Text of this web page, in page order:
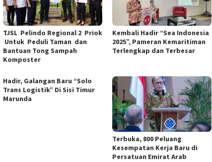
TJSL Pelindo Regional 2 Priok
Untuk Peduli Taman dan
Bantuan Tong Sampah
Komposter
Kembali Hadir “Sea Indonesia
2025”, Pameran Kemaritiman
Terlengkap dan Terbesar
Hadir, Galangan Baru “Solo
Trans Logistik” Di Sisi Timur
Marunda
Terbuka, 800 Peluang
Kesempatan Kerja Baru di
Persatuan Emirat Arab